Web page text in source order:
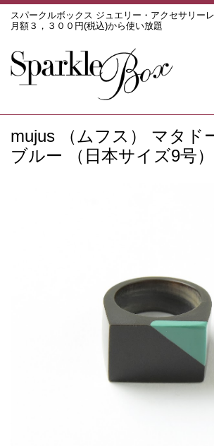
スパークルボックス ジュエリー・アクセサリー
月額３，３００円(税込)から使い放題
mujus （ムフス） マタド
ブルー （日本サイズ9号）